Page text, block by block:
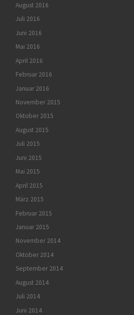
August 2016
Juli 2016
Juni 2016
Mai 2016
April 2016
Februar 2016
Januar 2016
November 2015
Oktober 2015
August 2015
Juli 2015
Juni 2015
Mai 2015
April 2015
März 2015
Februar 2015
Januar 2015
November 2014
Oktober 2014
September 2014
August 2014
Juli 2014
Juni 2014